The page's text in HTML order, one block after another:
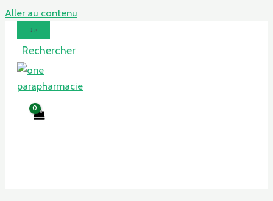
Aller au contenu
Rechercher